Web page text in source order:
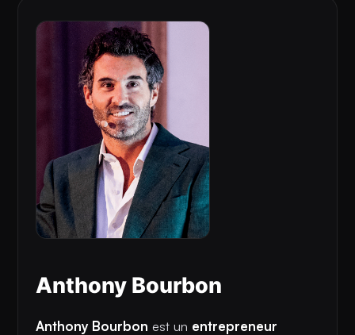
Anthony Bourbon
Anthony Bourbon est un entrepreneur